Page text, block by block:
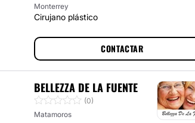
Monterrey
Cirujano plástico
CONTACTAR
BELLEZZA DE LA FUENTE
(0)
Matamoros